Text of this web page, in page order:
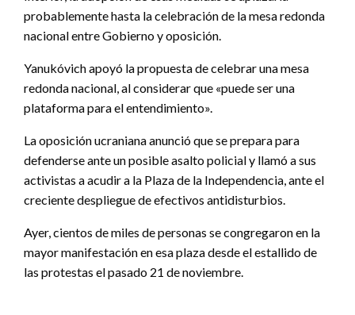
probablemente hasta la celebración de la mesa redonda
nacional entre Gobierno y oposición.
Yanukóvich apoyó la propuesta de celebrar una mesa
redonda nacional, al considerar que «puede ser una
plataforma para el entendimiento».
La oposición ucraniana anunció que se prepara para
defenderse ante un posible asalto policial y llamó a sus
activistas a acudir a la Plaza de la Independencia, ante el
creciente despliegue de efectivos antidisturbios.
Ayer, cientos de miles de personas se congregaron en la
mayor manifestación en esa plaza desde el estallido de
las protestas el pasado 21 de noviembre.